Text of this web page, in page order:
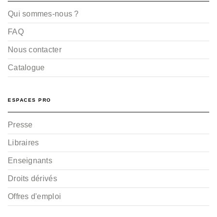
Qui sommes-nous ?
FAQ
Nous contacter
Catalogue
ESPACES PRO
Presse
Libraires
Enseignants
Droits dérivés
Offres d'emploi